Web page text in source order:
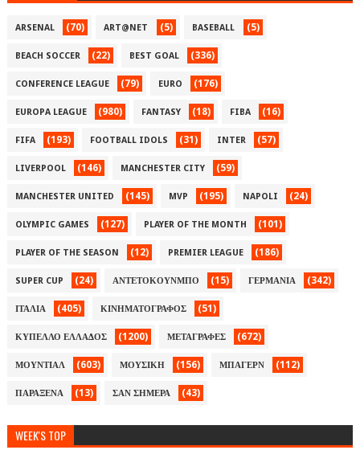
ARSENAL (70) ART@NET (5) BASEBALL (5)
BEACH SOCCER (22) BEST GOAL (336)
CONFERENCE LEAGUE (79) EURO (176)
EUROPA LEAGUE (980) FANTASY (18) FIBA (16)
FIFA (193) FOOTBALL IDOLS (31) INTER (57)
LIVERPOOL (146) MANCHESTER CITY (59)
MANCHESTER UNITED (145) MVP (195) NAPOLI (24)
OLYMPIC GAMES (127) PLAYER OF THE MONTH (101)
PLAYER OF THE SEASON (12) PREMIER LEAGUE (186)
SUPER CUP (24) ΑΝΤΕΤΟΚΟΥΝΜΠΟ (15) ΓΕΡΜΑΝΙΑ (342)
ΙΤΑΛΙΑ (405) ΚΙΝΗΜΑΤΟΓΡΑΦΟΣ (51)
ΚΥΠΕΛΛΟ ΕΛΛΑΔΟΣ (1200) ΜΕΤΑΓΡΑΦΕΣ (672)
ΜΟΥΝΤΙΑΛ (603) ΜΟΥΣΙΚΗ (156) ΜΠΑΓΕΡΝ (112)
ΠΑΡΑΞΕΝΑ (13) ΣΑΝ ΣΗΜΕΡΑ (43)
WEEK'S TOP